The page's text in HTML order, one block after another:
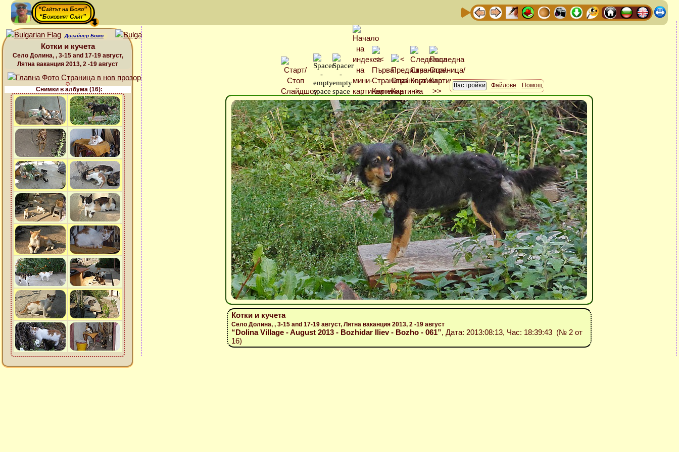
“Сайтът на Божо”
“Божовият Сайт”
Дизайнер Божо
Котки и кучета
Село Долина, , 3-15 and 17-19 август,
Лятна ваканция 2013, 2 -19 август
Снимки в албума (16):
Файлове Помощ
Котки и кучета
Село Долина, , 3-15 and 17-19 август, Лятна ваканция 2013, 2 -19 август
“Dolina Village - August 2013 - Bozhidar Iliev - Bozho - 061”, Дата: 2013:08:13, Час: 18:39:43 (№ 2 от
16)